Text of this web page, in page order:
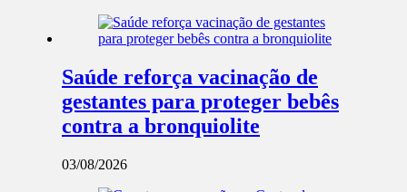
Saúde reforça vacinação de
gestantes para proteger bebês
contra a bronquiolite
03/08/2026